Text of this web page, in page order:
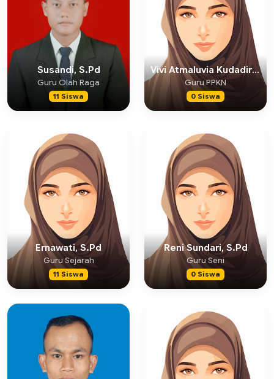
Susandi, S.Pd
Guru Olah Raga
11 Siswa
Vivi Atmaluvia Kudadiri, S.Pd
Guru PPKN
0 Siswa
Ernawati, S.Pd
Guru Sejarah
11 Siswa
Reni Sundari, S.Pd
Guru Seni
0 Siswa